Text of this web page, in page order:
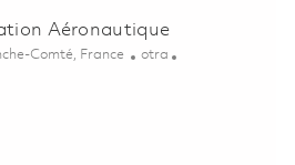
Aéronautique
Comté, France Categoría
otra
Réparation Aéronautique 01795043